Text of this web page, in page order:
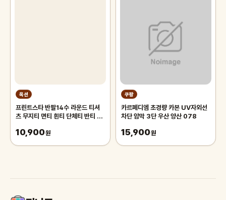
옥션
프린트스타 반팔14수 라운드 티셔
츠 무지티 면티 흰티 단체티 반티 아
10,900원
쿠팡
카르페디엠 초경량 카본 UV자외선
차단 암막 3단 우산 양산 078
15,900원